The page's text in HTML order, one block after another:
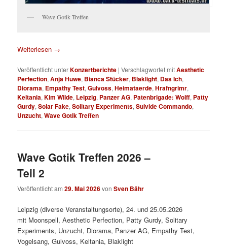
Wave Gotik Treffen
Weiterlesen →
Veröffentlicht unterKonzertberichte |Verschlagwortet mitAesthetic
Perfection,Anja Huwe, Bianca Stücker, Blaklight, Das Ich,
Diorama, Empathy Test,Gulvoss,Heimataerde,Hrafngrimr,
Keltania,Kim Wilde, Leipzig, Panzer AG, Patenbrigade: Wolff, Patty
Gurdy,Solar Fake,Solitary Experiments,Suivide Commando,
Unzucht,Wave Gotik Treffen
Wave Gotik Treffen 2026 –
Teil 2
Veröffentlicht am29. Mai 2026vonSven Bähr
Leipzig (diverse Veranstaltungsorte), 24. und 25.05.2026
mit Moonspell, Aesthetic Perfection, Patty Gurdy, Solitary
Experiments, Unzucht, Diorama, Panzer AG, Empathy Test,
Vogelsang, Gulvoss, Keltania, Blaklight